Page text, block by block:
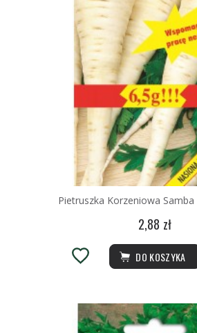
Pietruszka Korzeniowa
2,88 zł
DO KOSZYKA